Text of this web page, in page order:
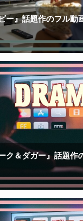
ー』話題作のフル動
ク＆ダガー』話題作